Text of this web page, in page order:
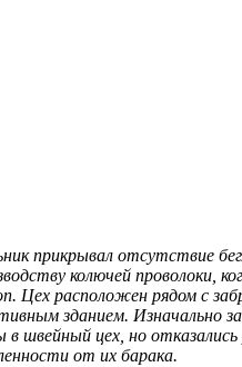
прикрывал отсутствие
колючей проволоки,
Цех расположен рядом с
зданием. Изначально
в швейный цех, но
от их барака.